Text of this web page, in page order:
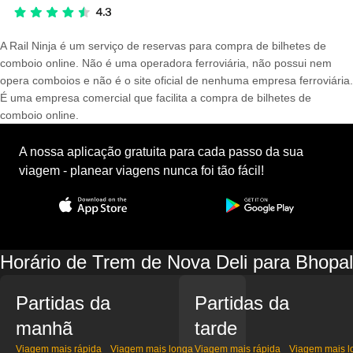
A Rail Ninja é um serviço de reservas para compra de bilhetes de
comboio online. Não é uma operadora ferroviária, não possui nem
opera comboios e não é o site oficial de nenhuma empresa ferroviária.
É uma empresa comercial que facilita a compra de bilhetes de
comboio online.
A nossa aplicação gratuita para cada passo da sua
viagem - planear viagens nunca foi tão fácil!
Horário de Trem de Nova Deli para Bhopal
Partidas da
manhã
Viagem mais rápida Viagem mais longa
Partidas da
tarde
Viagem mais rápida Viagem mais